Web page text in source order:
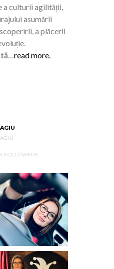
a culturii agilității,
asumării
a plăcerii
…read more.
FOLLOWERS